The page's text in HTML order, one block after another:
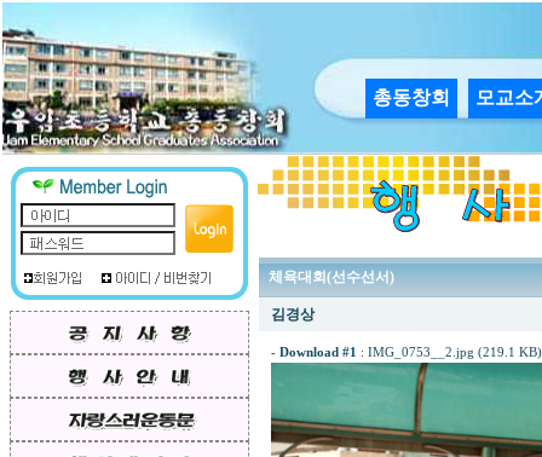
총동창회 모교소
체육대회(선수선서)
김경상
- Download #1 : IMG_0753__2.jpg (219.1 KB)